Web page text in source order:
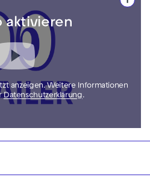
aktivieren
anzeigen. Weitere Informationen
Datenschutzerklärung.